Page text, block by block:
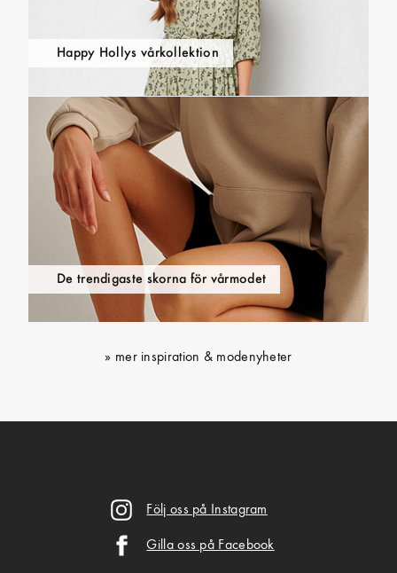
Happy Hollys vårkollektion
De trendigaste skorna för vårmodet
mer inspiration & modenyheter
Följ oss på Instagram
Gilla oss på Facebook